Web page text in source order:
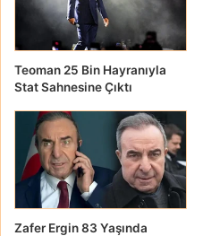
Teoman 25 Bin Hayranıyla
Stat Sahnesine Çıktı
Zafer Ergin 83 Yaşında